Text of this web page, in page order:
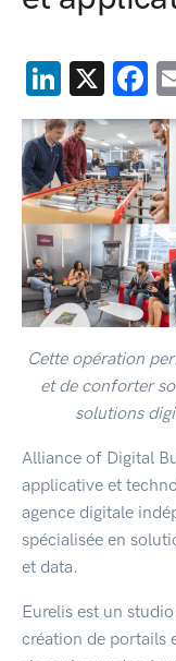
X
Cette opération
et de conforter
solutions
Alliance of Digital
applicative et
agence digitale
spécialisée en
et data.
Eurelis est un
création de portails